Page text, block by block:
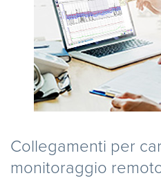
Collegamenti per
monitoraggio